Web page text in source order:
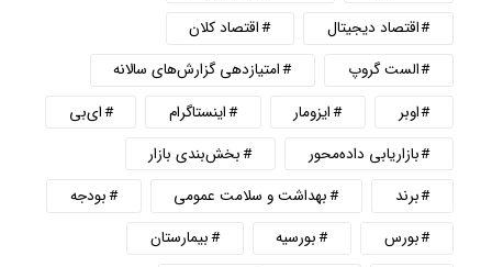
اقتصاد دیجیتال
اقتصاد کلان
الست گروپ
امتیازدهی گزارش‌های سالانه
اوبر
ایزومار اینستاگرام
ای‌بی
بازاریابی داده‌محور
بخش‌بندی بازار
برند
بهداشت و سلامت عمومی
بودجه
بورس
بورسیه
بیمارستان